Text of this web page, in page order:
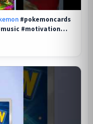
#pokemoncards
#motivation